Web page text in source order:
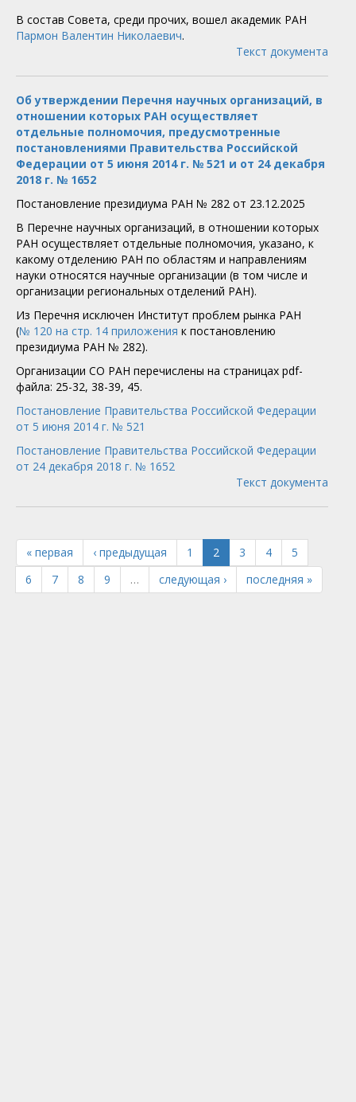
В состав Совета, среди прочих, вошел академик РАН
Пармон Валентин Николаевич.
Текст документа
Об утверждении Перечня научных организаций, в
отношении которых РАН осуществляет
отдельные полномочия, предусмотренные
постановлениями Правительства Российской
Федерации от 5 июня 2014 г. № 521 и от 24 декабря
2018 г. № 1652
Постановление президиума РАН № 282 от 23.12.2025
В Перечне научных организаций, в отношении которых
РАН осуществляет отдельные полномочия, указано, к
какому отделению РАН по областям и направлениям
науки относятся научные организации (в том числе и
организации региональных отделений РАН).
Из Перечня исключен Институт проблем рынка РАН
(№ 120 на стр. 14 приложения к постановлению
президиума РАН № 282).
Организации СО РАН перечислены на страницах pdf-
файла: 25-32, 38-39, 45.
Постановление Правительства Российской Федерации
от 5 июня 2014 г. № 521
Постановление Правительства Российской Федерации
от 24 декабря 2018 г. № 1652
Текст документа
« первая ‹ предыдущая 1 2 3 4
5
6
7 8 9 … следующая › последняя »